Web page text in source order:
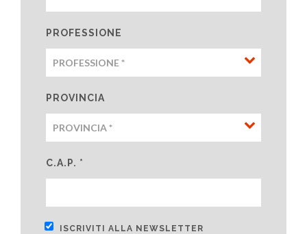
PROFESSIONE
PROVINCIA
C.A.P. *
ISCRIVITI ALLA NEWSLETTER